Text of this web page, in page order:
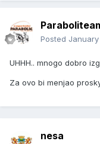
Posted
UHHH.. mnogo dobro
Za ovo bi menjao
nesa